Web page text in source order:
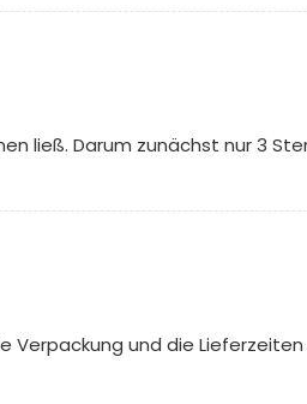
ließ. Darum zunächst nur 3
Verpackung und die